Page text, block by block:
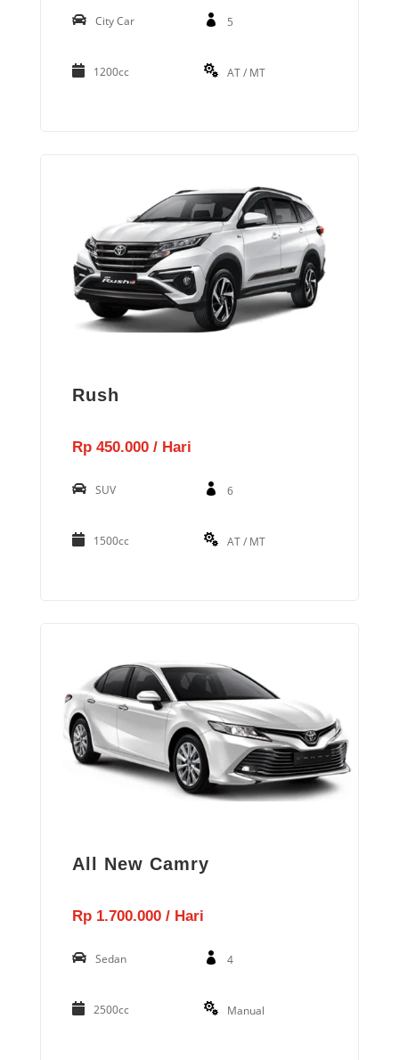
City Car 5
1200cc AT / MT
Rush
Rp 450.000 / Hari
SUV 6
1500cc AT / MT
All New Camry
Rp 1.700.000 / Hari
Sedan 4
2500cc Manual